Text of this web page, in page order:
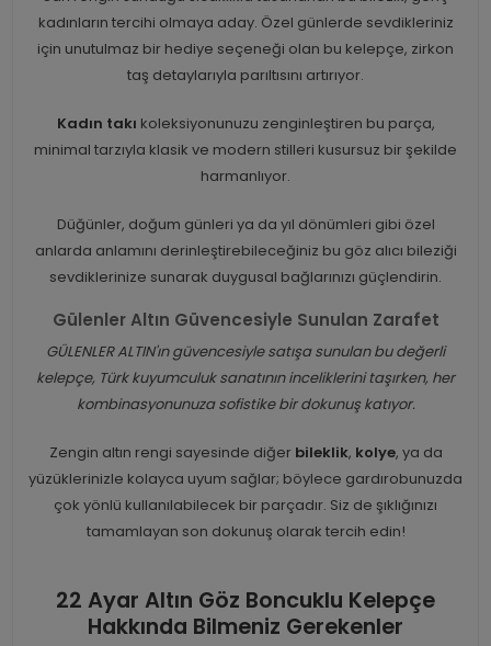
kadınların tercihi olmaya aday. Özel günlerde sevdikleriniz
için unutulmaz bir hediye seçeneği olan bu kelepçe, zirkon
taş detaylarıyla parıltısını artırıyor.
Kadın takı koleksiyonunuzu zenginleştiren bu parça,
minimal tarzıyla klasik ve modern stilleri kusursuz bir şekilde
harmanlıyor.
Düğünler, doğum günleri ya da yıl dönümleri gibi özel
anlarda anlamını derinleştirebileceğiniz bu göz alıcı bileziği
sevdiklerinize sunarak duygusal bağlarınızı güçlendirin.
Gülenler Altın Güvencesiyle Sunulan Zarafet
GÜLENLER ALTIN'ın güvencesiyle satışa sunulan bu değerli
kelepçe, Türk kuyumculuk sanatının inceliklerini taşırken, her
kombinasyonunuza sofistike bir dokunuş katıyor.
Zengin altın rengi sayesinde diğer bileklik, kolye, ya da
yüzüklerinizle kolayca uyum sağlar; böylece gardırobunuzda
çok yönlü kullanılabilecek bir parçadır. Siz de şıklığınızı
tamamlayan son dokunuş olarak tercih edin!
22 Ayar Altın Göz Boncuklu Kelepçe
Hakkında Bilmeniz Gerekenler